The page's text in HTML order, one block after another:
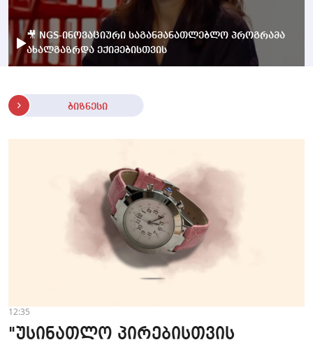
🎥 NGS-ინოვაციური საგანმანათლებლო პროგრამა
ახალგაზრდა ექიმებისთვის
ბიზნესი
12:35
"უსინათლო პირებისთვის